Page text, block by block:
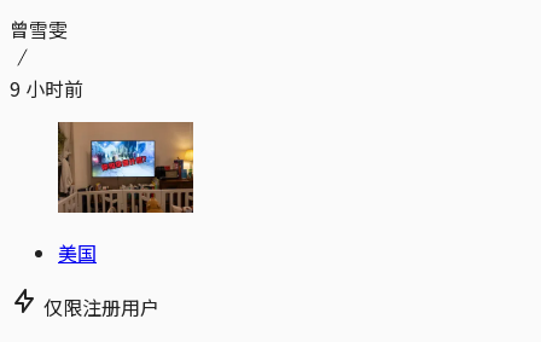
曾雪雯
9 小时前
美国
仅限注册用户